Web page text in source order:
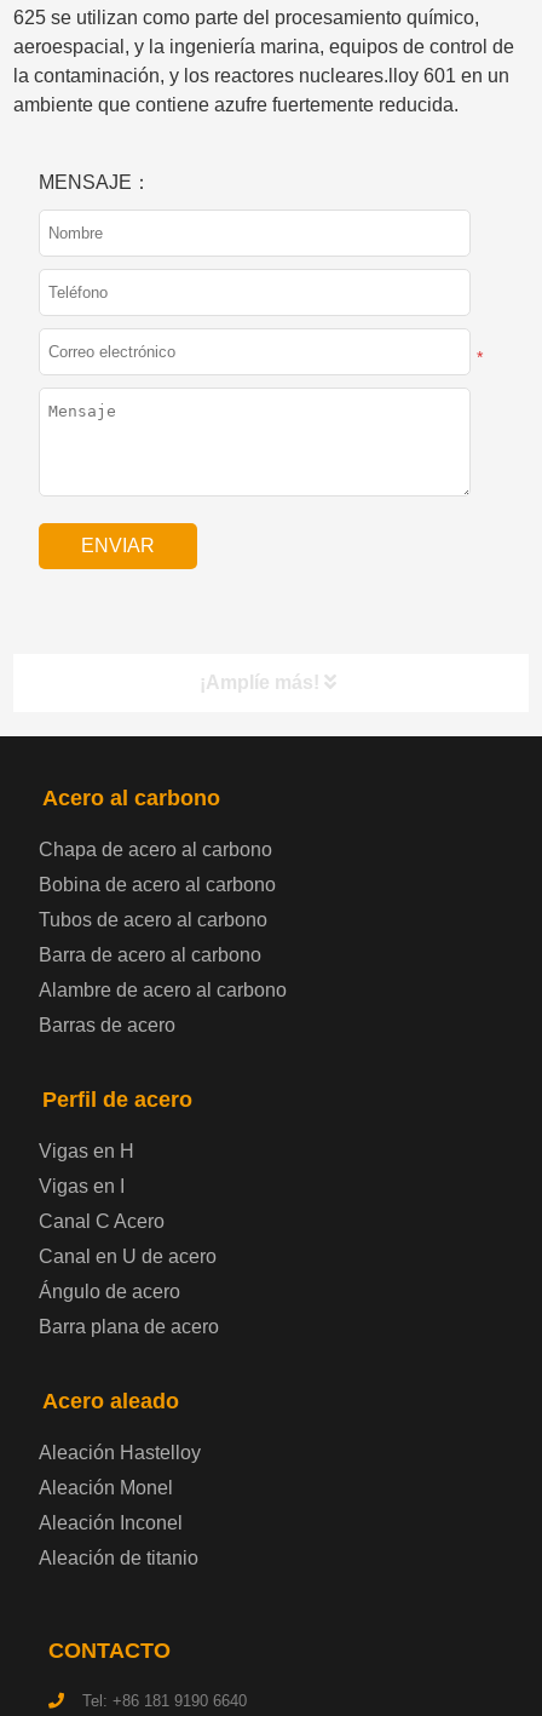
625 se utilizan como parte del procesamiento químico,
aeroespacial, y la ingeniería marina, equipos de control de
la contaminación, y los reactores nucleares.lloy 601 en un
ambiente que contiene azufre fuertemente reducida.
MENSAJE：
*
¡Amplíe más!
PRODUCTOS NAV
Bobina de chapa de acero
Chapa de acero para automoción
Placa de acero para calderas y recipientes a
presión
Placa de acero para puentes
Chapa de acero a cuadros
Chapa de acero prelacada
Placa de acero laminado en frío
Placa de acero eléctrica
Placa de acero para cilindros de gas
Placa de acero estructural de alta resistencia
Acero al carbono
Chapa de acero al carbono
Bobina de acero al carbono
Tubos de acero al carbono
Barra de acero al carbono
Alambre de acero al carbono
Barras de acero
Perfil de acero
Vigas en H
Vigas en I
Canal C Acero
Canal en U de acero
Ángulo de acero
Barra plana de acero
Acero aleado
Aleación Hastelloy
Aleación Monel
Aleación Inconel
Aleación de titanio
CONTACTO
Tel: +86 181 9190 6640